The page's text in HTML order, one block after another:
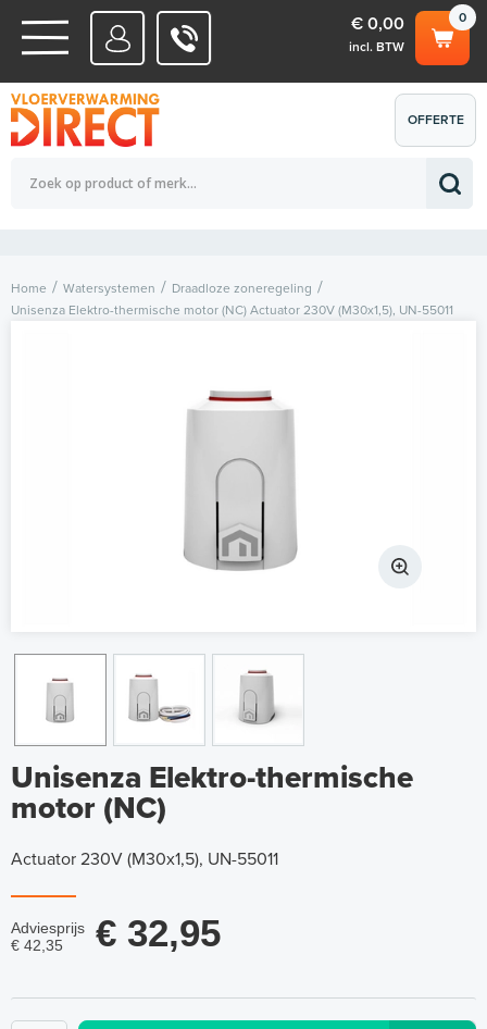
WATERSYSTEMEN
ELEKTRISCHE SYSTEMEN
0
€ 0,00
incl. BTW
Totaalbedrag (incl. BTW) € 0,00
OFFERTE
AANVRAGEN
Home Watersystemen
Draadloze zoneregeling
Unisenza Elektro-thermische motor (NC) Actuator 230V (M30x1,5), UN-55011
Unisenza Elektro-thermische
motor (NC)
Actuator 230V (M30x1,5), UN-55011
Adviesprijs
€ 42,35
€ 32,95